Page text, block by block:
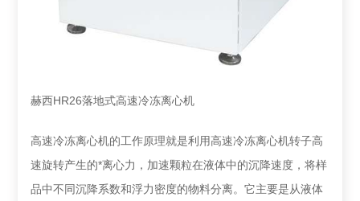
赫西HR26落地式高速冷冻离心机
高速冷冻离心机的工作原理就是利用高速冷冻离心机转子高
速旋转产生的*离心力，加速颗粒在液体中的沉降速度，将样
品中不同沉降系数和浮力密度的物料分离。它主要是从液体